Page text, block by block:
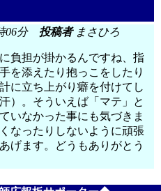
06分 投稿者まさひろ
負担が掛かるんですね、指
を添えたり抱っこをしたり
に立ち上がり癖を付けてし
）。そういえば「マテ」と
いなかった事にも気づきま
なったりしないように頑張
げます。どうもありがとう